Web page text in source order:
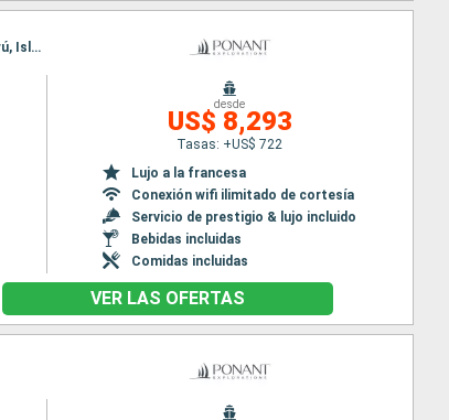
Itinerario : Puntarenas, Puerto Jimenez, rio esquinas, Manuel Antonio (National Park), Coco, Manta, Curú, Isla de Cedros, Puntarenas
desde
US$ 8,293
Tasas: +US$ 722
Lujo a la francesa
Conexión wifi ilimitado de cortesía
Servicio de prestigio & lujo incluido
Bebidas incluidas
Comidas incluidas
VER LAS OFERTAS